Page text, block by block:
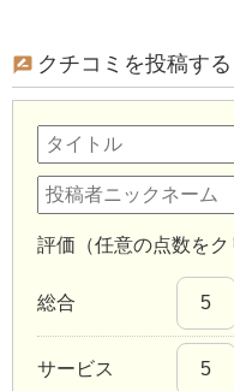
クチコミを投稿する
評価（任意の点数をク
総合 5
サービス 5